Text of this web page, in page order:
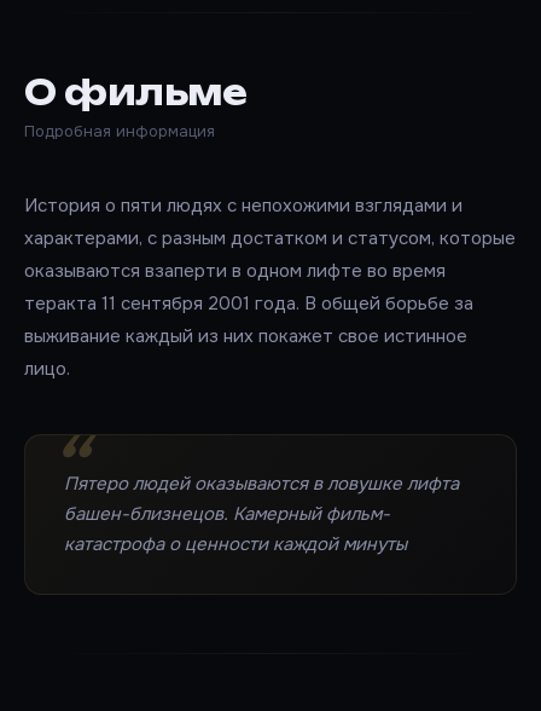
О фильме
Подробная информация
История о пяти людях с непохожими взглядами и
характерами, с разным достатком и статусом, которые
оказываются взаперти в одном лифте во время
теракта 11 сентября 2001 года. В общей борьбе за
выживание каждый из них покажет свое истинное
лицо.
Пятеро людей оказываются в ловушке лифта
башен-близнецов. Камерный фильм-
катастрофа о ценности каждой минуты